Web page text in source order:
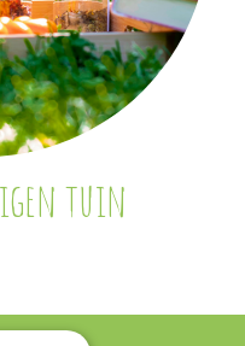
tuin